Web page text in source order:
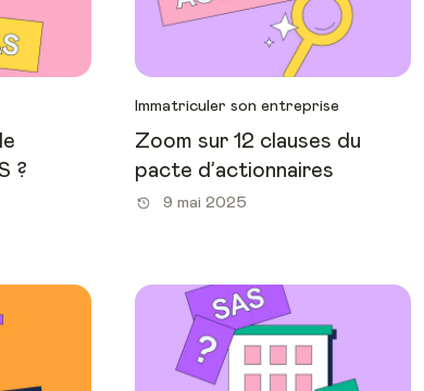
?
Immatriculer son entreprise
Zoom sur 12 clauses du
pacte d’actionnaires
9 mai 2025